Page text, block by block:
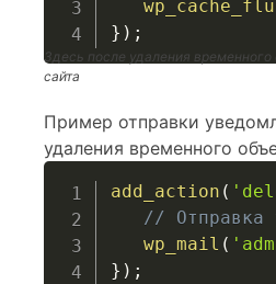
} ) ;
Здесь после удаления
сайта
Пример отправки
удаления временного
add_action (
// Отправка
wp_mail (
} ) ;